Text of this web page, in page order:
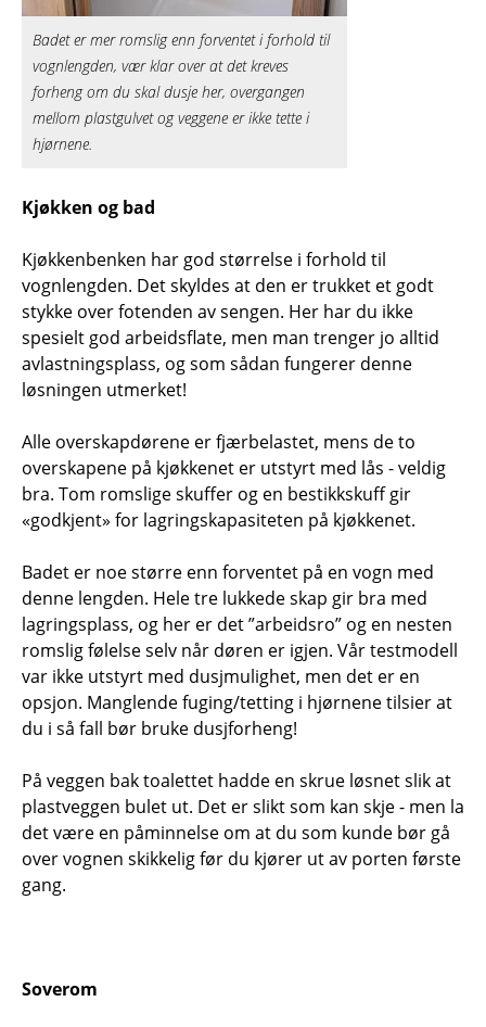
Badet er mer romslig enn forventet i forhold til
vognlengden, vær klar over at det kreves
forheng om du skal dusje her, overgangen
mellom plastgulvet og veggene er ikke tette i
hjørnene.
Kjøkken og bad
Kjøkkenbenken har god størrelse i forhold til
vognlengden. Det skyldes at den er trukket et godt
stykke over fotenden av sengen. Her har du ikke
spesielt god arbeidsflate, men man trenger jo alltid
avlastningsplass, og som sådan fungerer denne
løsningen utmerket!
Alle overskapdørene er fjærbelastet, mens de to
overskapene på kjøkkenet er utstyrt med lås - veldig
bra. Tom romslige skuffer og en bestikkskuff gir
«godkjent» for lagringskapasiteten på kjøkkenet.
Badet er noe større enn forventet på en vogn med
denne lengden. Hele tre lukkede skap gir bra med
lagringsplass, og her er det ”arbeidsro” og en nesten
romslig følelse selv når døren er igjen. Vår testmodell
var ikke utstyrt med dusjmulighet, men det er en
opsjon. Manglende fuging/tetting i hjørnene tilsier at
du i så fall bør bruke dusjforheng!
På veggen bak toalettet hadde en skrue løsnet slik at
plastveggen bulet ut. Det er slikt som kan skje - men la
det være en påminnelse om at du som kunde bør gå
over vognen skikkelig før du kjører ut av porten første
gang.
Soverom